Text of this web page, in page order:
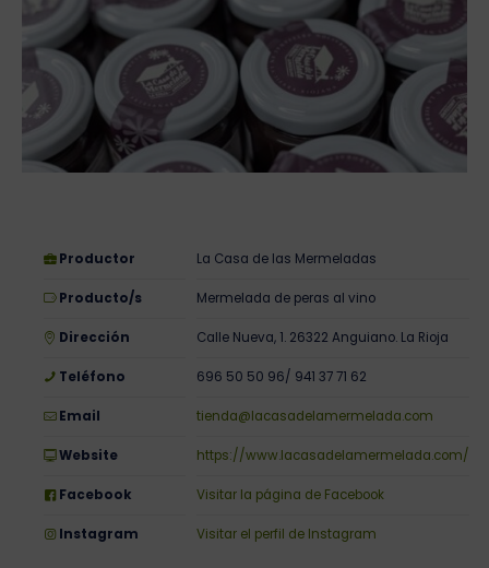
Productor La Casa de las Mermeladas
Producto/s Mermelada de peras al vino
Dirección Calle Nueva, 1. 26322 Anguiano. La Rioja
Teléfono 696 50 50 96/ 941 37 71 62
Email tienda@lacasadelamermelada.com
Website https://www.lacasadelamermelada.com/
Facebook Visitar la página de Facebook
Instagram Visitar el perfil de Instagram